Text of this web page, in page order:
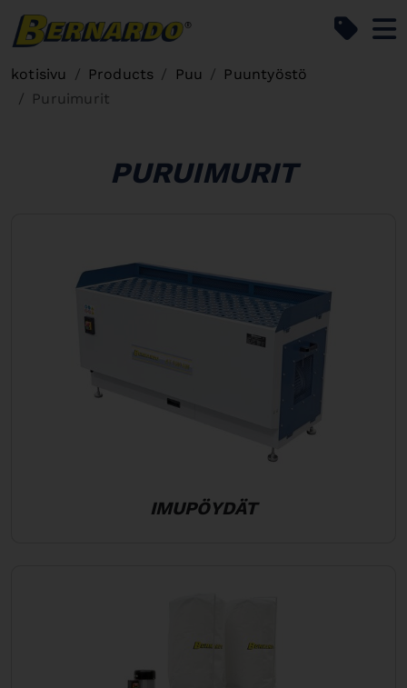
kotisivu Products Puu
Puuntyöstö
Puruimurit
PURUIMURIT
IMUPÖYDÄT